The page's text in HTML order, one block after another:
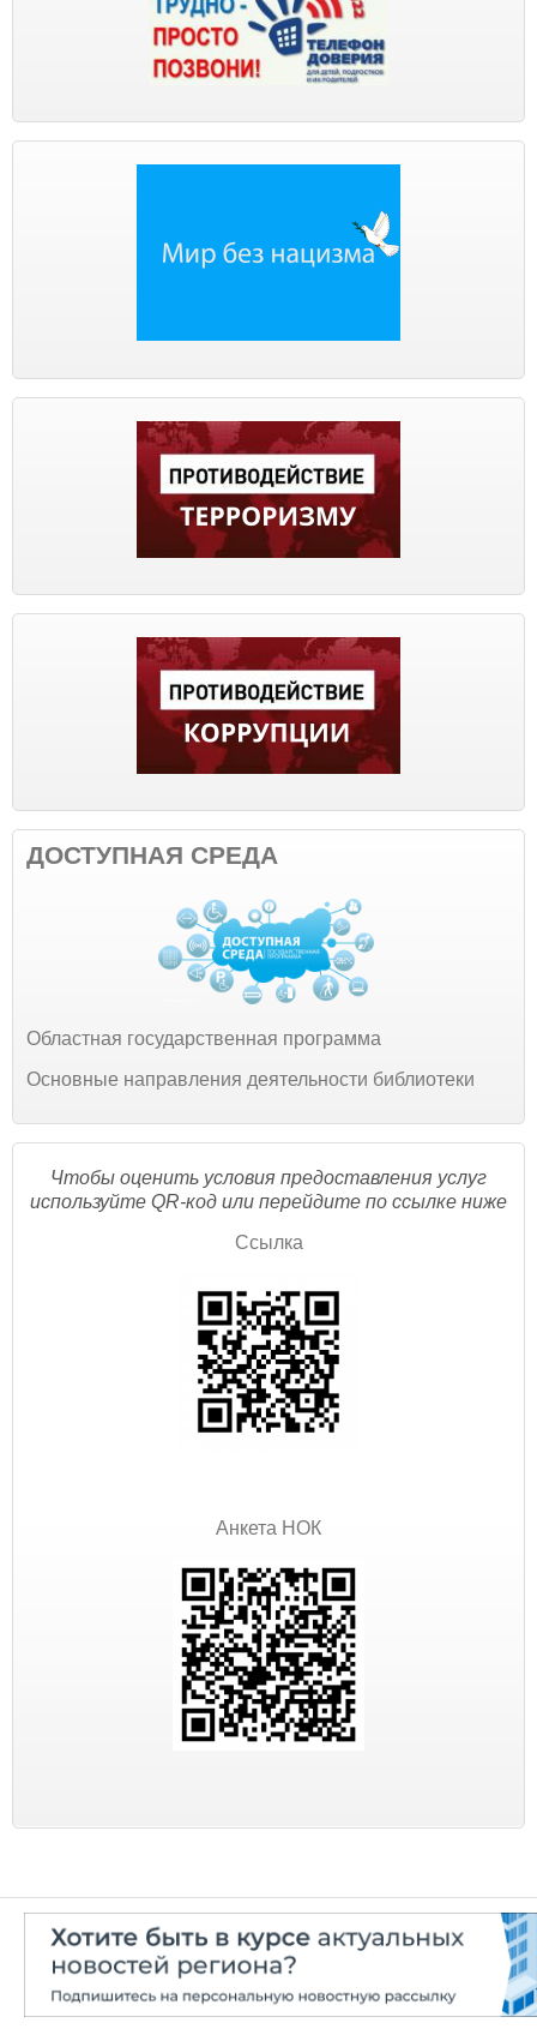
ДОСТУПНАЯ СРЕДА
Областная государственная программа
Основные направления деятельности библиотеки
Чтобы оценить условия предоставления услуг
используйте QR-код или перейдите по ссылке ниже
Ссылка
Анкета НОК